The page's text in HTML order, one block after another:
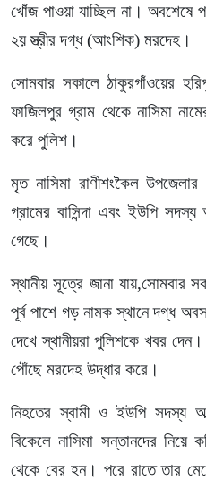
খোঁজ পাওয়া যাচ্ছিল না। অবশেষে
২য় স্ত্রীর দগ্ধ (আংশিক) মরদেহ।
সোমবার সকালে ঠাকুরগাঁওয়ের
ফাজিলপুর গ্রাম থেকে নাসিমা
করে পুলিশ।
মৃত নাসিমা রাণীশংকৈল উপজেলার
গ্রামের বাসিন্দা এবং ইউপি সদস্য
গেছে।
স্থানীয় সূত্রে জানা যায়,সোমবার
পূর্ব পাশে গড় নামক স্থানে দগ্ধ
দেখে স্থানীয়রা পুলিশকে খবর
পৌঁছে মরদেহ উদ্ধার করে।
নিহতের স্বামী ও ইউপি সদস্য
বিকেলে নাসিমা সন্তানদের নিয়ে
থেকে বের হন। পরে রাতে তার